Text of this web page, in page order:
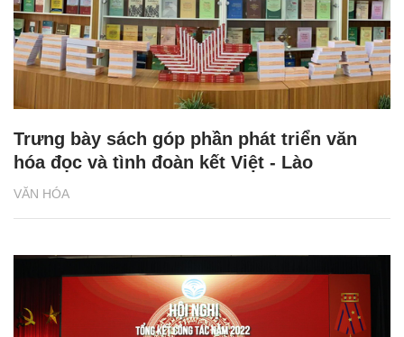
VĂN HÓA
Trưng bày sách góp phần phát triển văn
hóa đọc và tình đoàn kết Việt - Lào